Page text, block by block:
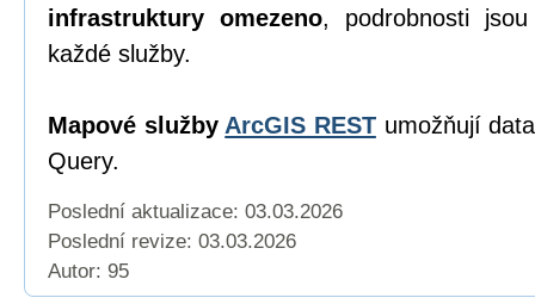
infrastruktury omezeno, podrobnosti
každé služby.
Mapové služby ArcGIS RESTumožňují
Query.
Poslední aktualizace: 03.03.2026
Poslední revize: 03.03.2026
Autor: 95